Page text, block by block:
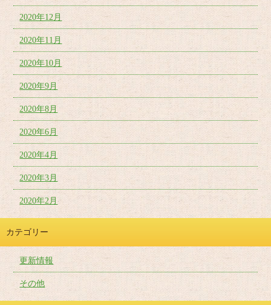
2020年12月
2020年11月
2020年10月
2020年9月
2020年8月
2020年6月
2020年4月
2020年3月
2020年2月
カテゴリー
更新情報
その他